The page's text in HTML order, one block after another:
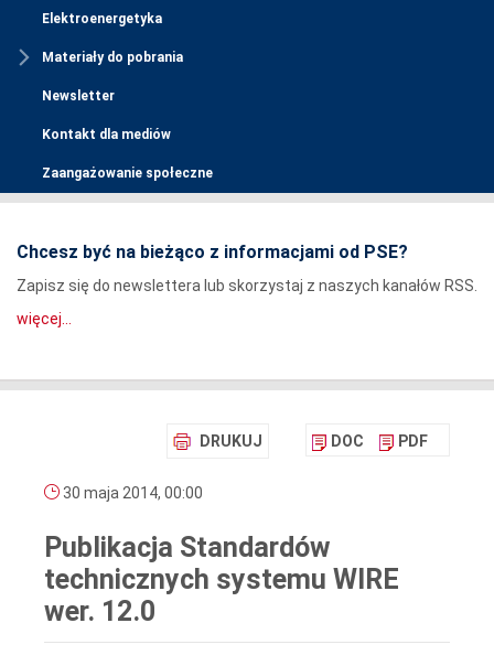
Elektroenergetyka
Materiały do pobrania
Newsletter
Kontakt dla mediów
Zaangażowanie społeczne
Chcesz być na bieżąco z informacjami od PSE?
Zapisz się do newslettera lub skorzystaj z naszych kanałów RSS.
więcej...
DRUKUJ DOC PDF
30 maja 2014, 00:00
Publikacja Standardów
technicznych systemu WIRE
wer. 12.0